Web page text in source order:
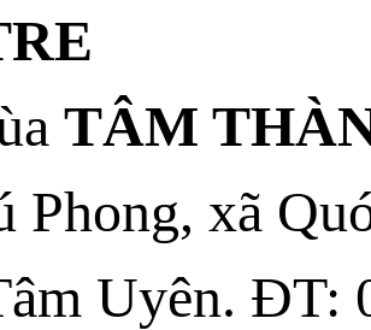
TÂM
Phong, xã
Uyên. ĐT: